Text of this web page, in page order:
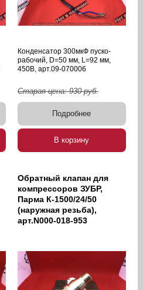
Конденсатор 300мкФ пуско-
рабочий, D=50 мм, L=92 мм,
450В, арт.09-070006
Старая цена:930руб.
Подробнее
В корзину
Обратный клапан для
компрессоров ЗУБР,
Парма К-1500/24/50
(наружная резьба),
арт.N000-018-953